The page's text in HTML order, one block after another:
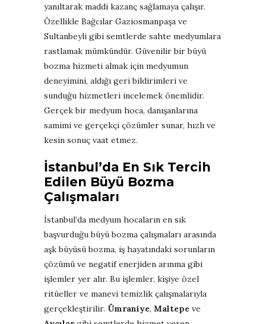
yanıltarak maddi kazanç sağlamaya çalışır.
Özellikle Bağcılar Gaziosmanpaşa ve
Sultanbeyli gibi semtlerde sahte medyumlara
rastlamak mümkündür. Güvenilir bir büyü
bozma hizmeti almak için medyumun
deneyimini, aldığı geri bildirimleri ve
sunduğu hizmetleri incelemek önemlidir.
Gerçek bir medyum hoca, danışanlarına
samimi ve gerçekçi çözümler sunar, hızlı ve
kesin sonuç vaat etmez.
İstanbul’da En Sık Tercih
Edilen Büyü Bozma
Çalışmaları
İstanbul’da medyum hocaların en sık
başvurduğu büyü bozma çalışmaları arasında
aşk büyüsü bozma, iş hayatındaki sorunların
çözümü ve negatif enerjiden arınma gibi
işlemler yer alır. Bu işlemler, kişiye özel
ritüeller ve manevi temizlik çalışmalarıyla
gerçekleştirilir. Ümraniye, Maltepe ve